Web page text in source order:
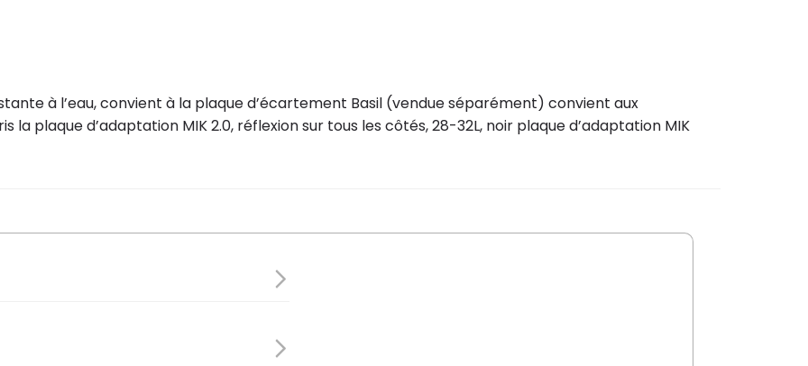
à l’eau, convient à la plaque d’écartement Basil (vendue séparément) convient aux
la plaque d’adaptation MIK 2.0, réflexion sur tous les côtés, 28-32L, noir plaque d’adaptation MIK